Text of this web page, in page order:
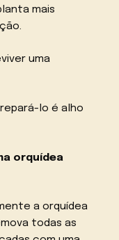
mais
uma
lo é alho
orquídea
a orquídea
todas as